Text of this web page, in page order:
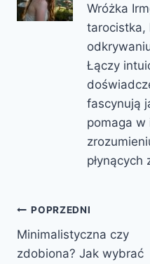
Wróżka
tarocistka,
Łączy
fascynują
pomaga w
Nawigacja
wpisu
POPRZEDNI
Minimalistyczna czy
zdobiona? Jak wybrać